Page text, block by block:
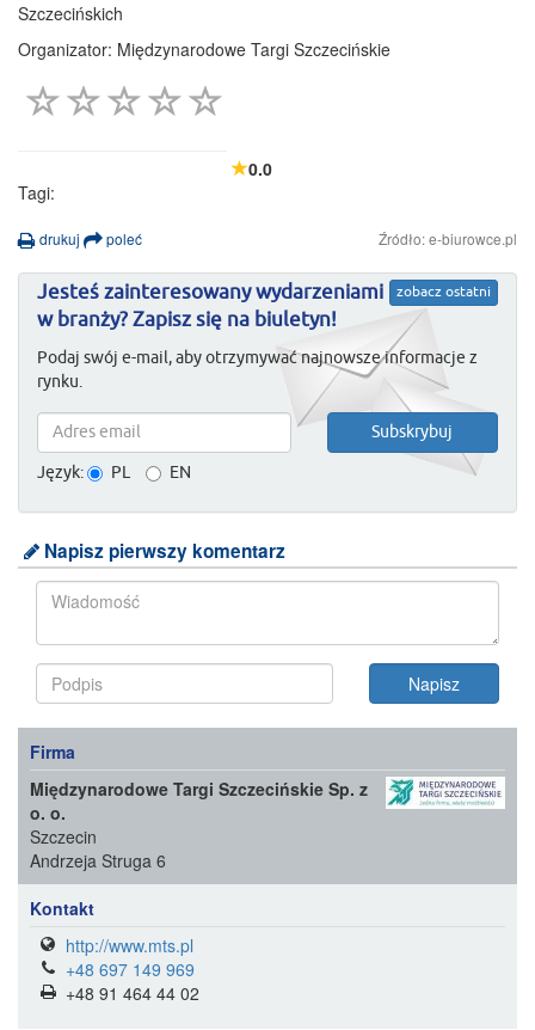
Szczecińskich
Organizator: Międzynarodowe Targi Szczecińskie
0.0
Tagi:
drukuj poleć Źródło: e-biurowce.pl
zobacz ostatni
Jesteś zainteresowany wydarzeniami
w branży? Zapisz się na biuletyn!
Podaj swój e-mail, aby otrzymywać najnowsze informacje z
rynku.
Język: PL EN
Napisz pierwszy komentarz
Firma
Międzynarodowe Targi Szczecińskie Sp. z
o. o.
Szczecin
Andrzeja Struga 6
Kontakt
http://www.mts.pl
+48 697 149 969
+48 91 464 44 02